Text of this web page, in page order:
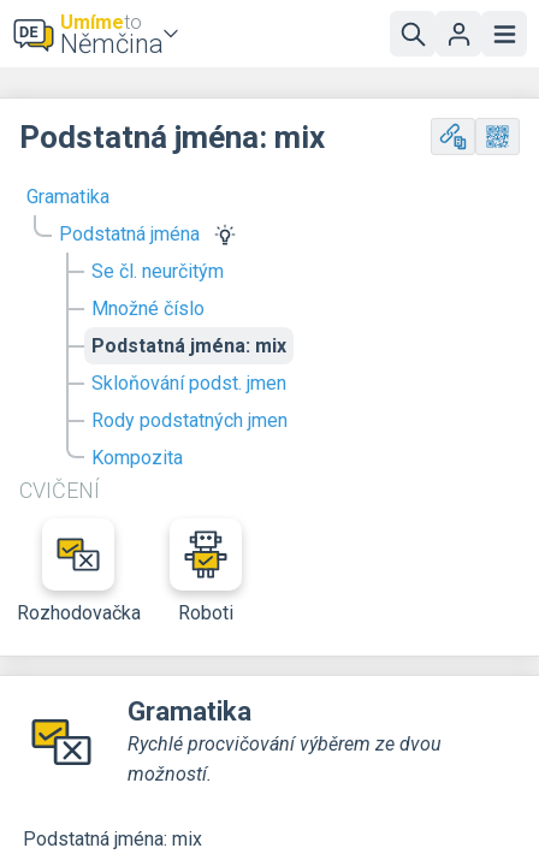
Umímeto
Němčina
Gramatika
Podstatná jména
Se čl. neurčitým
Množné číslo
Podstatná jména: mix
Skloňování podst. jmen
Rody podstatných jmen
Kompozita
CVIČENÍ
Rozhodovačka Roboti
Podstatná jména: mix
Gramatika
Rychlé procvičování výběrem ze dvou
možností.
Podstatná jména: mix